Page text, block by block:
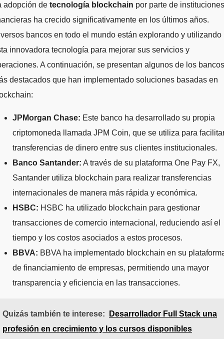
adopción de tecnología blockchain por parte de instituciones
ha crecido significativamente en los últimos años.
bancos en todo el mundo están explorando y utilizando
innovadora tecnología para mejorar sus servicios y
A continuación, se presentan algunos de los bancos
destacados que han implementado soluciones basadas en
JPMorgan Chase: Este banco ha desarrollado su propia
criptomoneda llamada JPM Coin, que se utiliza para
transferencias de dinero entre sus clientes institucionales.
Banco Santander: A través de su plataforma One Pay FX,
Santander utiliza blockchain para realizar transferencias
internacionales de manera más rápida y económica.
HSBC: HSBC ha utilizado blockchain para gestionar
transacciones de comercio internacional, reduciendo así el
tiempo y los costos asociados a estos procesos.
BBVA: BBVA ha implementado blockchain en su
de financiamiento de empresas, permitiendo una mayor
transparencia y eficiencia en las transacciones.
Quizás también te interese:
Desarrollador Full Stack una
profesión en crecimiento y los cursos disponibles